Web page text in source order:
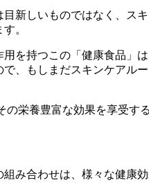
新しいものではなく、ス
。
を持つこの「健康食品」
、もしまだスキンケアル
栄養豊富な効果を享受す
み合わせは、様々な健康